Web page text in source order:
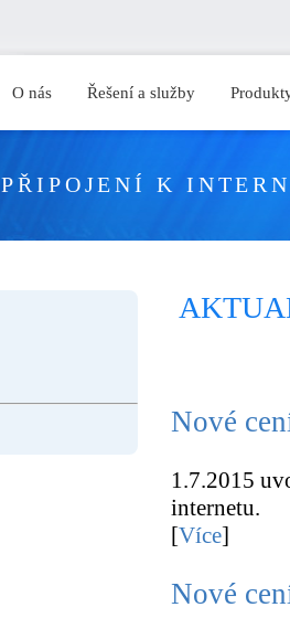
O nás Řešení a služby
PŘIPOJENÍ K
Nové
1.7.2015
internetu.
[Více]
Nové